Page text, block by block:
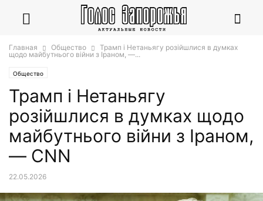
Главная Общество
Трамп і Нетаньягу розійшлися в думках
щодо майбутнього війни з Іраном, —...
Общество
Трамп і Нетаньягу
розійшлися в думках щодо
майбутнього війни з Іраном,
— CNN
22.05.2026